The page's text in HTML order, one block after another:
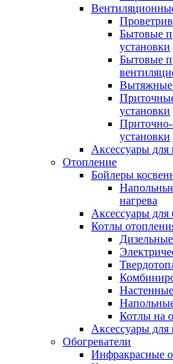
Бытовые
установки
Бытовые
Вытяжные
установки
установки
Аксессуары
Отопление
Бойлеры
нагрева
Аксессуары для
Котлы
Котлы на
Аксессуары для
Обогреватели
Инфракрасные